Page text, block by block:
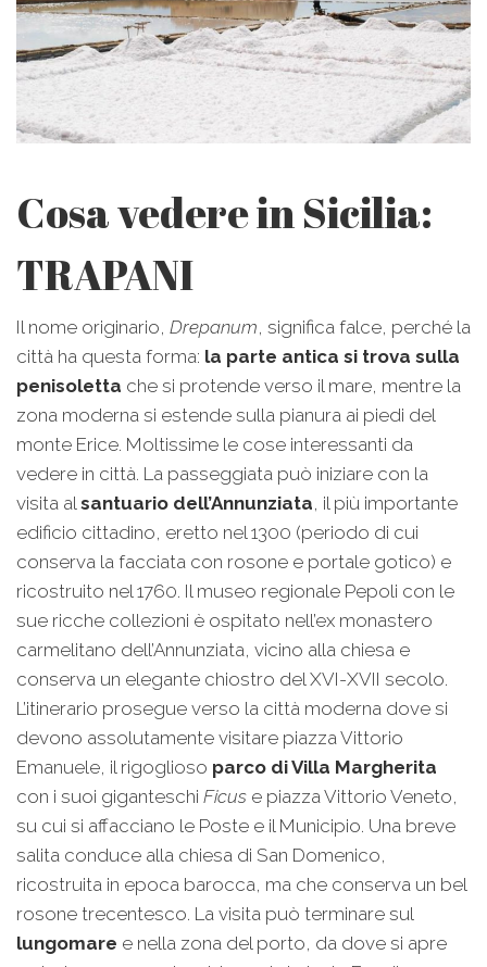
Cosa vedere in Sicilia:
TRAPANI
Il nome originario, Drepanum, significa falce, perché la
città ha questa forma: la parte antica si trova sulla
penisoletta che si protende verso il mare, mentre la
zona moderna si estende sulla pianura ai piedi del
monte Erice. Moltissime le cose interessanti da
vedere in città. La passeggiata può iniziare con la
visita al santuario dell’Annunziata, il più importante
edificio cittadino, eretto nel 1300 (periodo di cui
conserva la facciata con rosone e portale gotico) e
ricostruito nel 1760. Il museo regionale Pepoli con le
sue ricche collezioni è ospitato nell’ex monastero
carmelitano dell’Annunziata, vicino alla chiesa e
conserva un elegante chiostro del XVI-XVII secolo.
L’itinerario prosegue verso la città moderna dove si
devono assolutamente visitare piazza Vittorio
Emanuele, il rigoglioso parco di Villa Margherita
con i suoi giganteschi Ficus e piazza Vittorio Veneto,
su cui si affacciano le Poste e il Municipio. Una breve
salita conduce alla chiesa di San Domenico,
ricostruita in epoca barocca, ma che conserva un bel
rosone trecentesco. La visita può terminare sul
lungomare e nella zona del porto, da dove si apre